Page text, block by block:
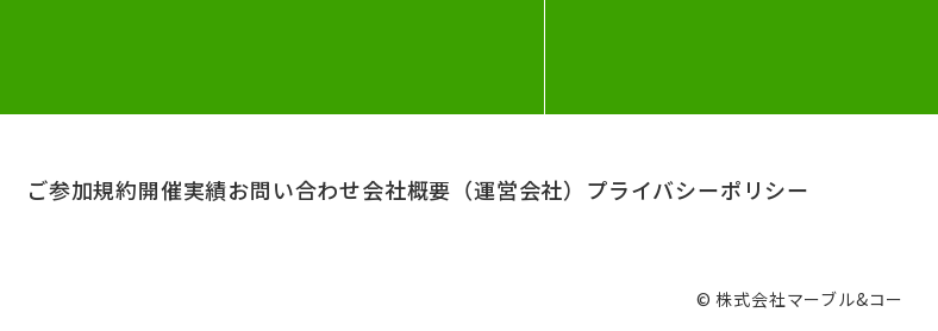
ご参加規約開催実績お問い合わせ会社概要（運営会社） プライバシーポリシー
© 株式会社マーブル&コー